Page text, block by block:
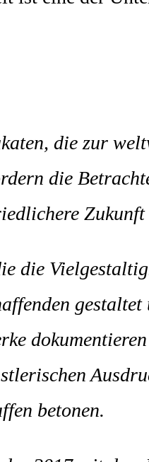
die zur
die
Zukunft
die
betonen.